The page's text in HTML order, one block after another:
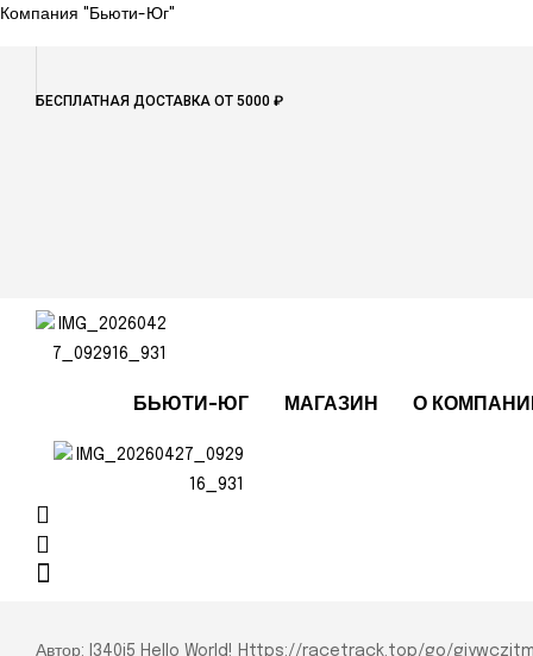
Компания "Бьюти-Юг"
БЕСПЛАТНАЯ ДОСТАВКА ОТ 5000 ₽
БЬЮТИ-ЮГ МАГАЗИН О
Автор: I340i5 Hello World! Https://racetrack.top/go/